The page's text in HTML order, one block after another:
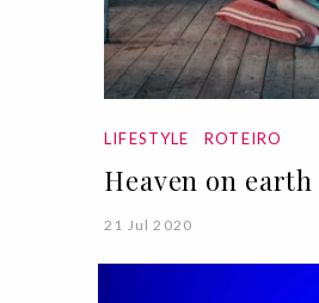
LIFESTYLE ROTEIRO
Heaven on earth
21 Jul 2020